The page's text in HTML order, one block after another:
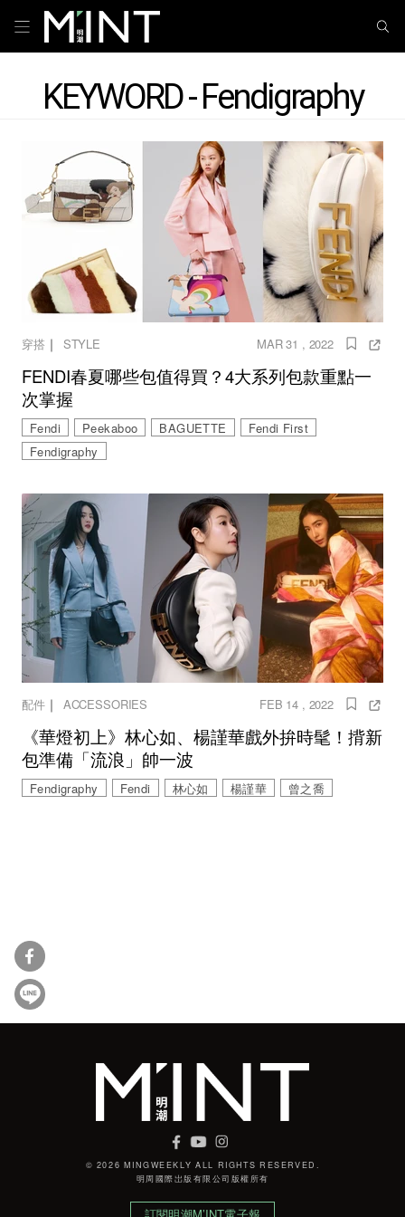
KEYWORD - Fendigraphy
穿搭 ｜ STYLE MAR 31 , 2022
FENDI春夏哪些包值得買？4大系列包款重點一
次掌握
Fendi Peekaboo BAGUETTE
Fendi First
Fendigraphy
配件｜ ACCESSORIES FEB 14 , 2022
《華燈初上》林心如、楊謹華戲外拚時髦！揹新
包準備「流浪」帥一波
Fendigraphy Fendi 林心如 楊謹華 曾之喬
© 2026 MINGWEEKLY ALL RIGHTS RESERVED.
明周國際岀版有限公司版權所有